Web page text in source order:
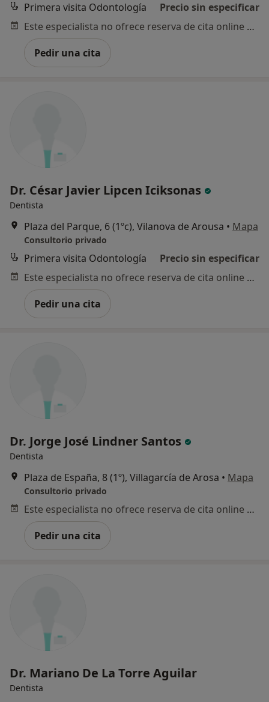
Primera visita Odontología
Precio sin especificar
Este especialista no ofrece reserva de cita online en esta dirección.
Pedir una cita
Dr. César Javier Lipcen Iciksonas
Dentista
Plaza del Parque, 6 (1ºc), Vilanova de Arousa • Mapa
Consultorio privado
Primera visita Odontología
Precio sin especificar
Este especialista no ofrece reserva de cita online en esta dirección.
Pedir una cita
Dr. Jorge José Lindner Santos
Dentista
Plaza de España, 8 (1º), Villagarcía de Arosa • Mapa
Consultorio privado
Este especialista no ofrece reserva de cita online en esta dirección.
Pedir una cita
Dr. Mariano De La Torre Aguilar
Dentista